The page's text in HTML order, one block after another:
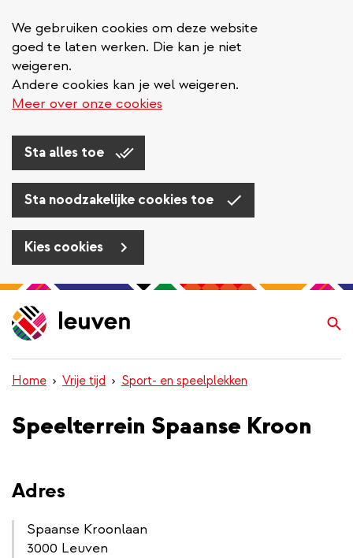
We gebruiken cookies om deze website
goed te laten werken. Die kan je niet
weigeren.
Andere cookies kan je wel weigeren.
Meer over onze cookies
Sta alles toe
Sta noodzakelijke cookies toe
Kies cookies
Overslaan
en
naar
inhoud
gaan
Home Vrije tijd Sport- en speelplekken
Speelterrein Spaanse Kroon
Adres
Spaanse Kroonlaan
3000 Leuven